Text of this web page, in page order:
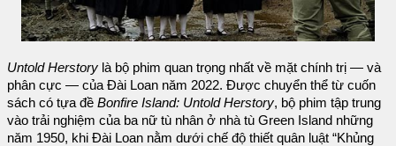
Untold Herstory là bộ phim quan trọng nhất về mặt chính trị — và
phân cực — của Đài Loan năm 2022. Được chuyển thể từ cuốn
sách có tựa đề Bonfire Island: Untold Herstory, bộ phim tập trung
vào trải nghiệm của ba nữ tù nhân ở nhà tù Green Island những
năm 1950, khi Đài Loan nằm dưới chế độ thiết quân luật “Khủng